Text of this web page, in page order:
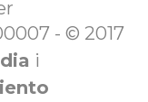
- © 2017
i